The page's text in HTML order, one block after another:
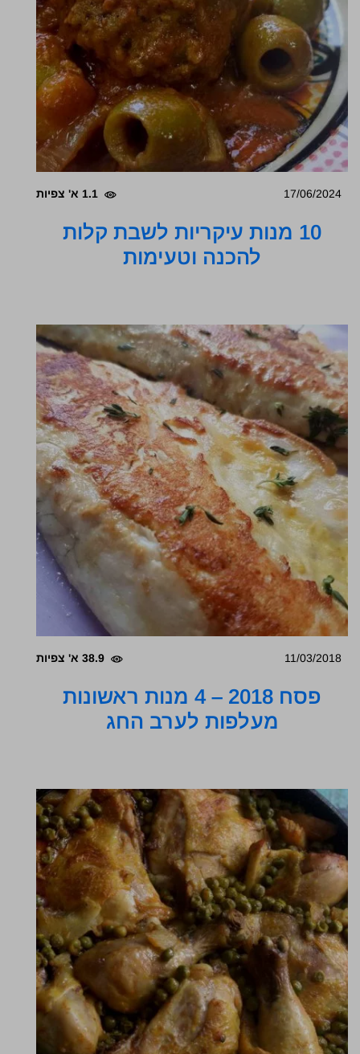
17/06/2024 1.1 א' צפיות
10 מנות עיקריות לשבת קלות
להכנה וטעימות
11/03/2018 38.9 א' צפיות
פסח 2018 – 4 מנות ראשונות
מעלפות לערב החג